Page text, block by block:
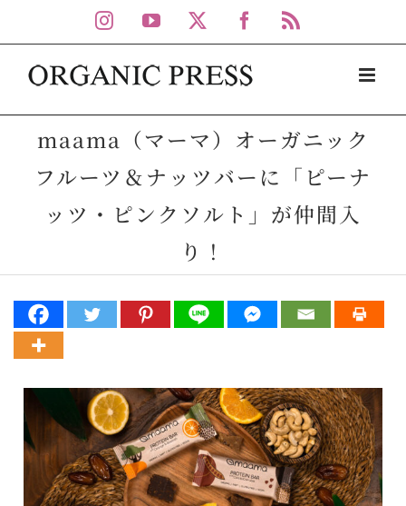
to
content
Instagram
YouTube Facebook
maama（マーマ）オーガニック
フルーツ＆ナッツバーに「ピーナ
ッツ・ピンクソルト」が仲間入
り！